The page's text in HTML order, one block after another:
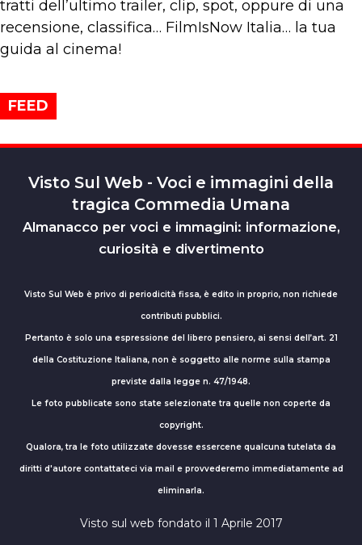
tratti dell’ultimo trailer, clip, spot, oppure di una
recensione, classifica… FilmIsNow Italia… la tua
guida al cinema!
FEED
Visto Sul Web - Voci e immagini della
tragica Commedia Umana
Almanacco per voci e immagini: informazione,
curiosità e divertimento
Visto Sul Web è privo di periodicità fissa, è edito in proprio, non richiede
contributi pubblici.
Pertanto è solo una espressione del libero pensiero, ai sensi dell’art. 21
della Costituzione Italiana, non è soggetto alle norme sulla stampa
previste dalla legge n. 47/1948.
Le foto pubblicate sono state selezionate tra quelle non coperte da
copyright.
Qualora, tra le foto utilizzate dovesse essercene qualcuna tutelata da
diritti d'autore contattateci via mail e provvederemo immediatamente ad
eliminarla.
Visto sul web fondato il 1 Aprile 2017